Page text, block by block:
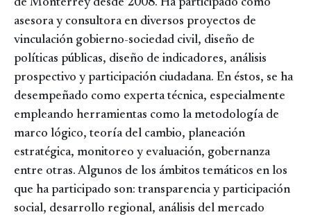
de Monterrey desde 2008. Ha participado como
asesora y consultora en diversos proyectos de
vinculación gobierno-sociedad civil, diseño de
políticas públicas, diseño de indicadores, análisis
prospectivo y participación ciudadana. En éstos, se ha
desempeñado como experta técnica, especialmente
empleando herramientas como la metodología de
marco lógico, teoría del cambio, planeación
estratégica, monitoreo y evaluación, gobernanza
entre otras. Algunos de los ámbitos temáticos en los
que ha participado son: transparencia y participación
social, desarrollo regional, análisis del mercado